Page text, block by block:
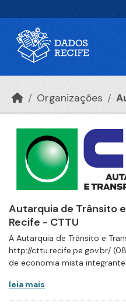
Organizações
Autarquia de Trânsito
Recife - CTTU
A Autarquia de Trânsito e
http://cttu.recife.pe.gov.br/
de economia mista
leia mais